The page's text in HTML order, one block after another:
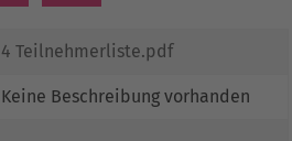
4 Teilnehmerliste.pdf
Keine Beschreibung vorhanden